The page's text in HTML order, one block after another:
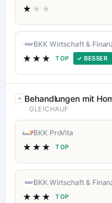
★ ★★
BKK Wirtschaft &
★★★ TOP ✓ BESSER
Behandlungen mit
GLEICHAUF
BKK ProVita
★★★ TOP
BKK Wirtschaft &
★★★ TOP